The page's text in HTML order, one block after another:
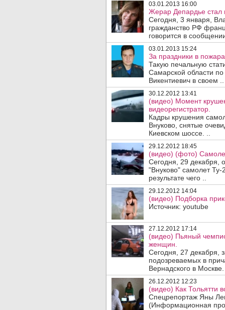
03.01.2013 16:00
Жерар Депардье стал
Сегодня, 3 января,
гражданство РФ
говорится в
03.01.2013 15:24
За праздники в
Такую печальную
Самарской области
Викентиевич в своем ..
30.12.2012 13:41
(видео) Момент
видеорегистратор.
Кадры крушения
Внуково, снятые
Киевском шоссе. ..
29.12.2012 18:45
(видео) (фото)
Сегодня, 29 декабря,
"Внуково" самолет
результате чего ..
29.12.2012 14:04
(видео) Подборка
Источник: youtube
27.12.2012 17:14
(видео) Пьяный
женщин.
Сегодня, 27 декабря,
подозреваемых в
Вернадского в
26.12.2012 12:23
(видео) Как Тольятти
Спецрепортаж Яны
(Информационная